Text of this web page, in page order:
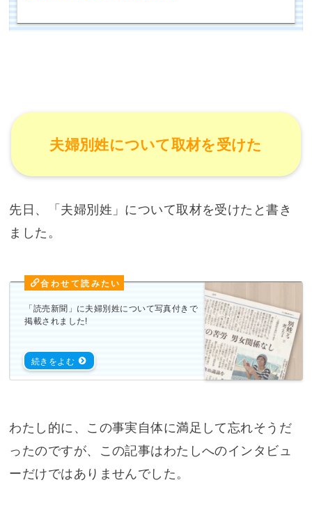
夫婦別姓について取材を受けた
先日、「夫婦別姓」について取材を受けたと書き
ました。
「読売新聞」に夫婦別姓について写真付きで
掲載されました!
わたし的に、この事実自体に満足して忘れそうだ
ったのですが、この記事はわたしへのインタビュ
ーだけではありませんでした。